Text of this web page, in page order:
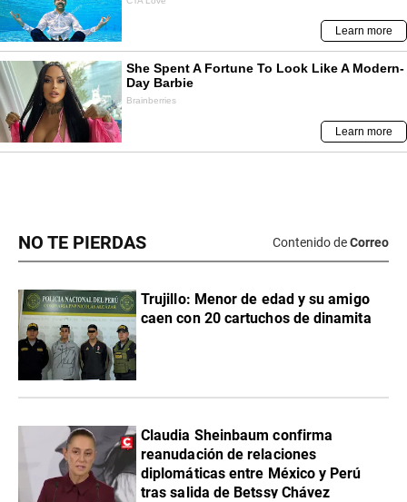
NO TE PIERDAS Contenido deCorreo
Trujillo: Menor de edad y su amigo
caen con 20 cartuchos de dinamita
Claudia Sheinbaum confirma
reanudación de relaciones
diplomáticas entre México y Perú
tras salida de Betssy Chávez